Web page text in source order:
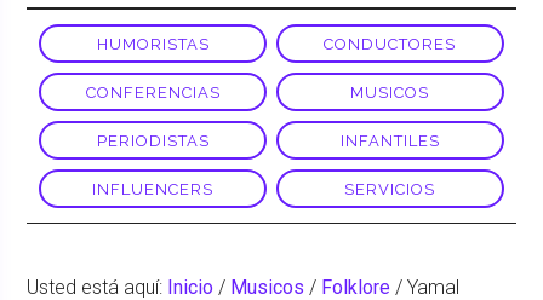
HUMORISTAS CONDUCTORES
CONFERENCIAS MUSICOS
PERIODISTAS INFANTILES
INFLUENCERS SERVICIOS
Usted está aquí: Inicio / Musicos / Folklore / Yamal